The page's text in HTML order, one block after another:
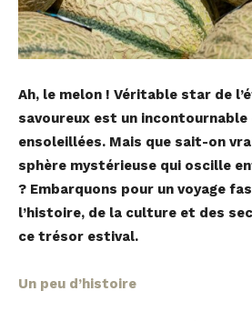
Ah, le melon ! Véritable star de
savoureux est un
ensoleillées. Mais que sait-on
sphère mystérieuse qui oscille
? Embarquons pour un voyage
l’histoire, de la culture et des
ce trésor estival.
Un peu d’histoire